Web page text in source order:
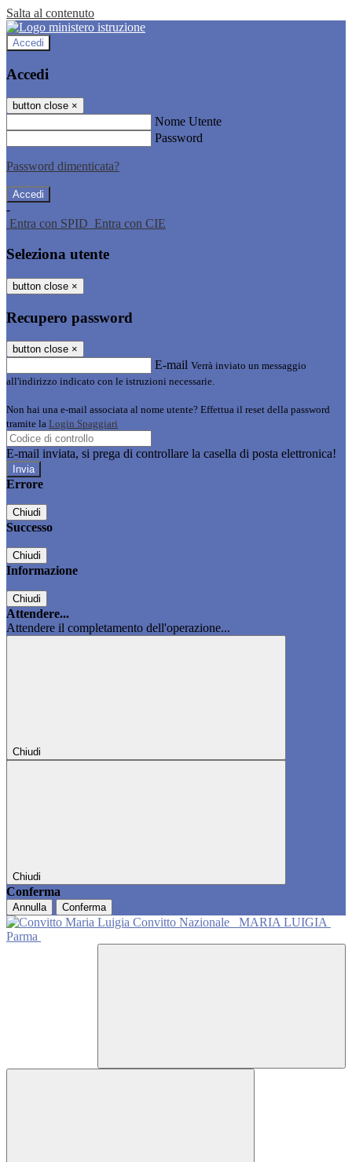
Salta al contenuto
Accedi
Accedi
button close ×
Nome Utente
Password
Password dimenticata?
-
Entra con SPID Entra con CIE
Seleziona utente
button close ×
Recupero password
button close ×
E-mail Verrà inviato un messaggio
all'indirizzo indicato con le istruzioni necessarie.
Non hai una e-mail associata al nome utente? Effettua il reset della password
tramite la Login Spaggiari
E-mail inviata, si prega di controllare la casella di posta elettronica!
Errore
Chiudi
Successo
Chiudi
Informazione
Chiudi
Attendere...
Attendere il completamento dell'operazione...
Chiudi
Chiudi
Conferma
Annulla Conferma
Convitto Nazionale
MARIA LUIGIA
Parma